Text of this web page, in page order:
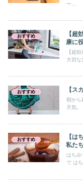
ー...
おすすめ
【超
康に
【超
大切な
おすすめ 【ス
朝から
天気。
おすすめ
【は
私た
はちみ
で は